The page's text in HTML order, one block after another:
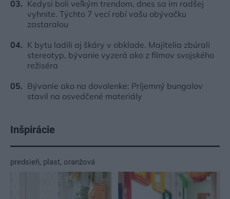
Kedysi boli veľkým trendom, dnes sa im radšej
vyhnite. Týchto 7 vecí robí vašu obývačku
zastaralou
K bytu ladili aj škáry v obklade. Majitelia zbúrali
stereotyp, bývanie vyzerá ako z filmov svojského
režiséra
Bývanie ako na dovolenke: Príjemný bungalov
stavil na osvedčené materiály
Inšpirácie
predsieň, plast, oranžová